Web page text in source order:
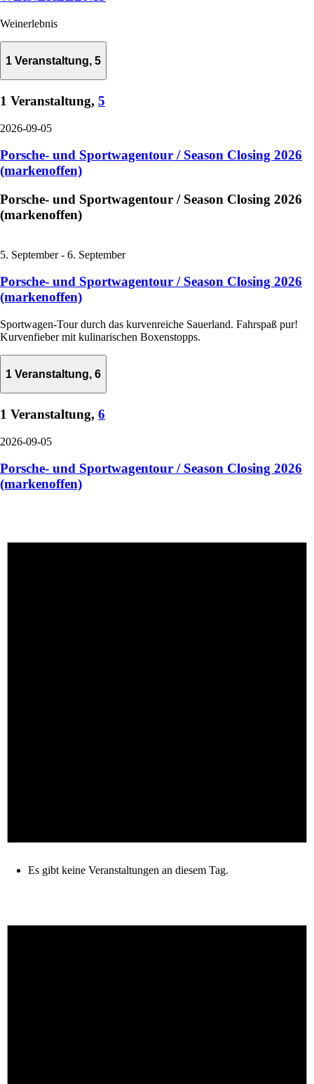
Weinerlebnis
1 Veranstaltung, 5
1 Veranstaltung, 5
2026-09-05
Porsche- und Sportwagentour / Season Closing 2026
(markenoffen)
Porsche- und Sportwagentour / Season Closing 2026
(markenoffen)
5. September- 6. September
Porsche- und Sportwagentour / Season Closing 2026
(markenoffen)
Sportwagen-Tour durch das kurvenreiche Sauerland. Fahrspaß pur!
Kurvenfieber mit kulinarischen Boxenstopps.
1 Veranstaltung, 6
1 Veranstaltung, 6
2026-09-05
Porsche- und Sportwagentour / Season Closing 2026
(markenoffen)
Es gibt keine Veranstaltungen an diesem Tag.